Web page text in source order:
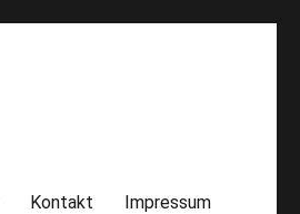
Kontakt Impressum